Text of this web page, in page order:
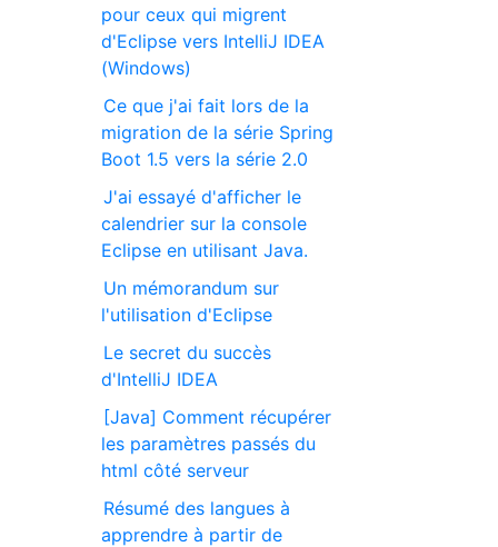
pour ceux qui migrent
d'Eclipse vers IntelliJ IDEA
(Windows)
Ce que j'ai fait lors de la
migration de la série Spring
Boot 1.5 vers la série 2.0
J'ai essayé d'afficher le
calendrier sur la console
Eclipse en utilisant Java.
Un mémorandum sur
l'utilisation d'Eclipse
Le secret du succès
d'IntelliJ IDEA
[Java] Comment récupérer
les paramètres passés du
html côté serveur
Résumé des langues à
apprendre à partir de